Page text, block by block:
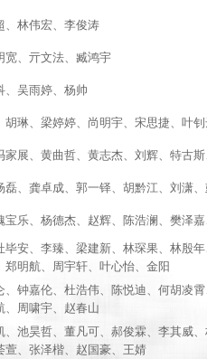
、林伟宏、李俊涛
宽、亓文法、臧鸿宇
、吴雨婷、杨帅
琳、梁婷婷、尚明宇、宋思捷、叶
展、黄曲哲、黄志杰、刘辉、特古
、龚卓成、郭一铎、胡黔江、刘潇
乐、杨德杰、赵辉、陈浩澜、樊泽
安、李臻、梁建新、林琛果、林殷
明航、周宇轩、叶心怡、金阳
钟嘉伦、杜浩伟、陈悦迪、何胡凌
、周啸宇、赵春山
池昊哲、董凡可、郝俊霖、李其威
萱、张泽楷、赵国豪、王婧